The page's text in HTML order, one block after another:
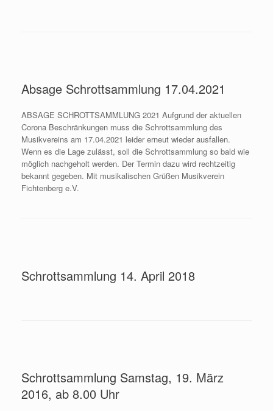
Absage Schrottsammlung 17.04.2021
ABSAGE SCHROTTSAMMLUNG 2021 Aufgrund der aktuellen
Corona Beschränkungen muss die Schrottsammlung des
Musikvereins am 17.04.2021 leider erneut wieder ausfallen.
Wenn es die Lage zulässt, soll die Schrottsammlung so bald wie
möglich nachgeholt werden. Der Termin dazu wird rechtzeitig
bekannt gegeben. Mit musikalischen Grüßen Musikverein
Fichtenberg e.V.
Schrottsammlung 14. April 2018
Schrottsammlung Samstag, 19. März
2016, ab 8.00 Uhr